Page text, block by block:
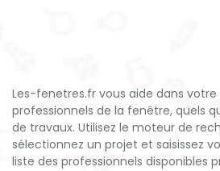
Les-fenetres.fr vous aide dans
professionnels de la fenêtre, quels
de travaux. Utilisez le moteur de
sélectionnez un projet et saisissez
liste des professionnels disponibles